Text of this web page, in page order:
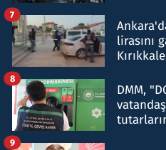
lirasını
7
DMM,
8
9